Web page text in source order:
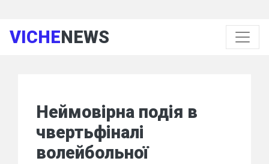
VICHENEWS
Неймовірна подія в
чвертьфіналі
волейбольної